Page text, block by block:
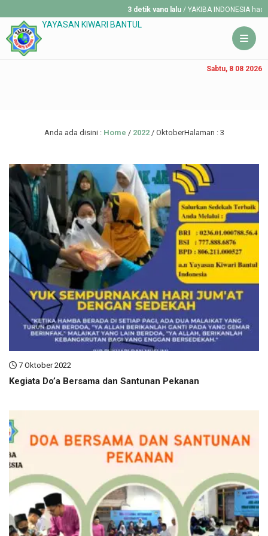
3 detik yang lalu / YAKIBA INDONESIA
YAYASAN KIWARI BANTUL
Sabtu, 8 08 2026
Anda ada disini : Home / 2022/ OktoberHalaman : 3
7 Oktober 2022
Kegiata Do’a Bersama dan Santunan Pekanan